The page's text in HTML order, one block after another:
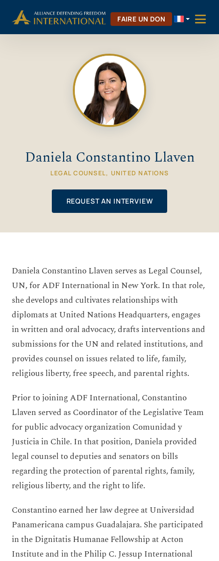
FAIRE UN DON
Daniela Constantino Llaven
LEGAL COUNSEL, UNITED NATIONS
REQUEST AN INTERVIEW
Daniela Constantino Llaven serves as Legal Counsel,
UN, for ADF International in New York. In that role,
she develops and cultivates relationships with
diplomats at United Nations Headquarters, engages
in written and oral advocacy, drafts interventions and
submissions for the UN and related institutions, and
provides counsel on issues related to life, family,
religious liberty, free speech, and parental rights.
Prior to joining ADF International, Constantino
Llaven served as Coordinator of the Legislative Team
for public advocacy organization Comunidad y
Justicia in Chile. In that position, Daniela provided
legal counsel to deputies and senators on bills
regarding the protection of parental rights, family,
religious liberty, and the right to life.
Constantino earned her law degree at Universidad
Panamericana campus Guadalajara. She participated
in the Dignitatis Humanae Fellowship at Acton
Institute and in the Philip C. Jessup International